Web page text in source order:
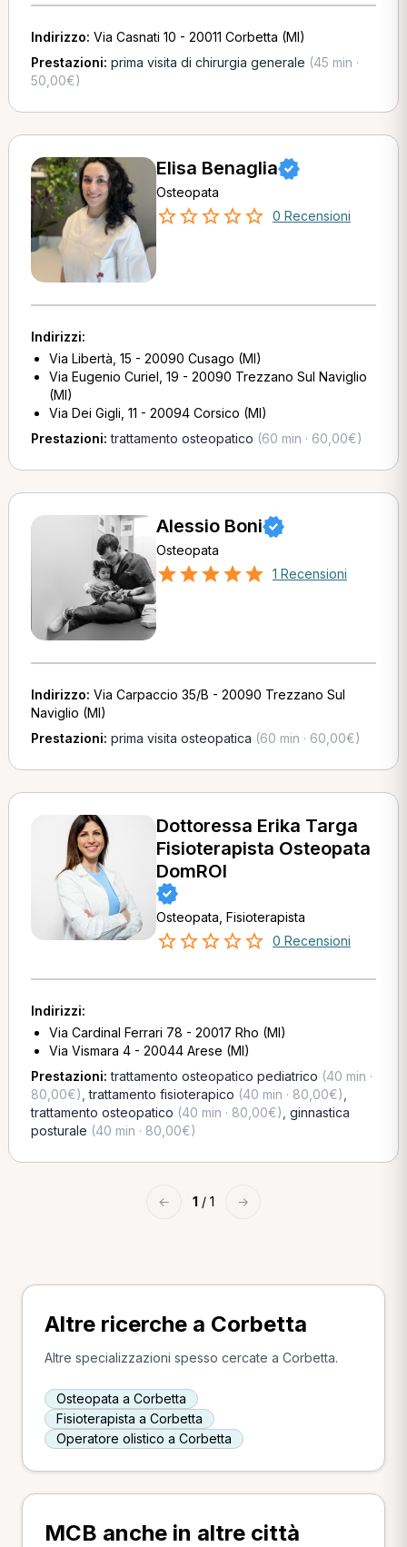
Indirizzo: Via Casnati 10 - 20011 Corbetta (MI)
Prestazioni: prima visita di chirurgia generale (45 min ·
50,00€)
Elisa Benaglia
Osteopata
0 Recensioni
Indirizzi:
Via Libertà, 15 - 20090 Cusago (MI)
Via Eugenio Curiel, 19 - 20090 Trezzano Sul Naviglio
(MI)
Via Dei Gigli, 11 - 20094 Corsico (MI)
Prestazioni:trattamento osteopatico (60 min · 60,00€)
Alessio Boni
Osteopata
1 Recensioni
Indirizzo: Via Carpaccio 35/B - 20090 Trezzano Sul
Naviglio (MI)
Prestazioni: prima visita osteopatica (60 min · 60,00€)
Dottoressa Erika Targa
Fisioterapista Osteopata
DomROI
Osteopata, Fisioterapista
0 Recensioni
Indirizzi:
Via Cardinal Ferrari 78 - 20017 Rho (MI)
Via Vismara 4 - 20044 Arese (MI)
Prestazioni:trattamento osteopatico pediatrico (40 min ·
80,00€) ,trattamento fisioterapico (40 min · 80,00€)
trattamento osteopatico (40 min · 80,00€) ginnastica
posturale (40 min · 80,00€)
← 1 / 1 →
Altre ricerche a Corbetta
Altre specializzazioni spesso cercate a Corbetta.
Osteopata a Corbetta
Fisioterapista a Corbetta
Operatore olistico a Corbetta
MCB anche in altre città